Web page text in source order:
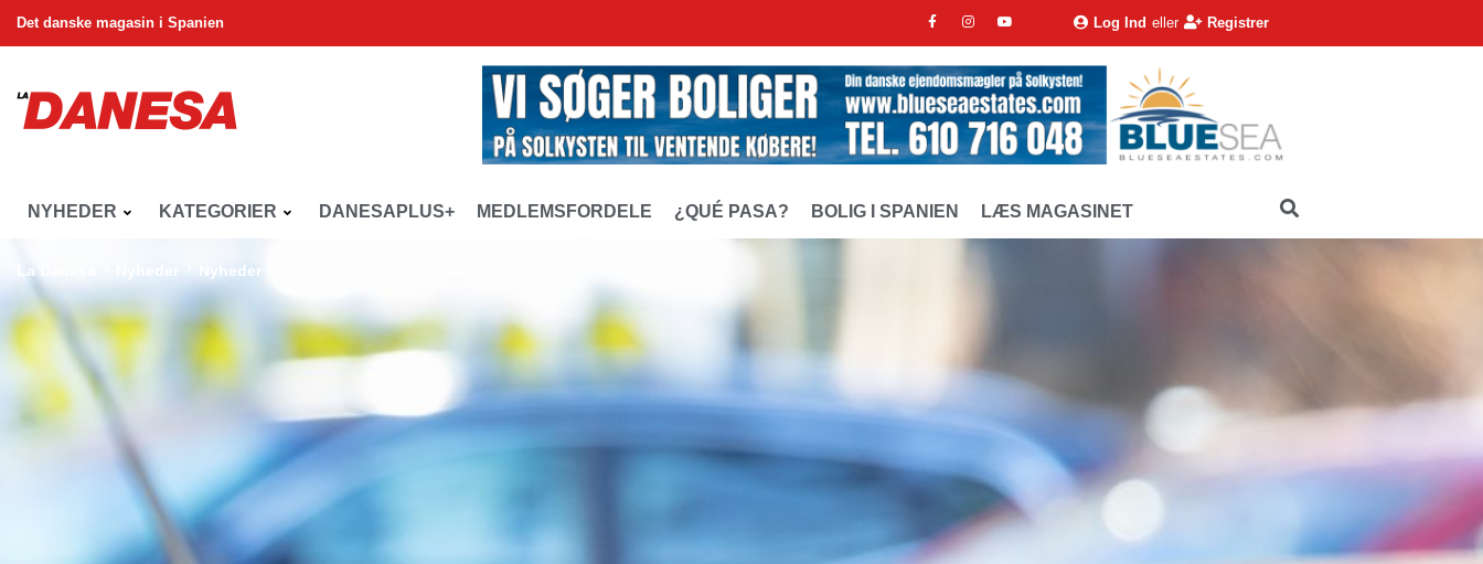
Det danske magasin i Spanien Log Ind eller Registrer
NYHEDER KATEGORIER DANESAPLUS+ MEDLEMSFORDELE ¿QUÉ PASA? BOLIG I SPANIEN LÆS MAGASINET
La Danesa Nyheder